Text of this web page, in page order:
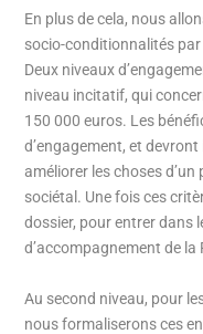
En plus de cela, nous
socio-conditionnalités par
Deux niveaux
niveau incitatif, qui
150 000 euros. Les
d’engagement, et
améliorer les choses
sociétal. Une fois ces
dossier, pour entrer dans
d’accompagnement de la
Au second niveau, pour
nous formaliserons ces